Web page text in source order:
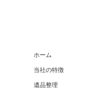
ホーム
当社の特徴
遺品整理